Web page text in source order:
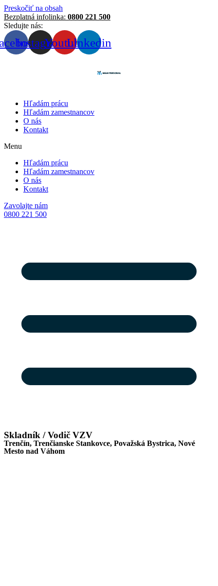
Preskočiť na obsah
Bezplatná infolinka: 0800 221 500
Sledujte nás:
InstagramYoutubeLinkedin
Hľadám prácu
Hľadám zamestnancov
O nás
Kontakt
Menu
Hľadám prácu
Hľadám zamestnancov
O nás
Kontakt
Zavolajte nám
0800 221 500
Skladník / Vodič VZV
Trenčín, Trenčianske Stankovce, Považská Bystrica, Nové
Mesto nad Váhom